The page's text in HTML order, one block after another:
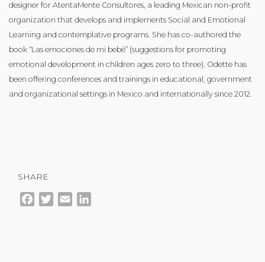
designer for AtentaMente Consultores, a leading Mexican non-profit
organization that develops and implements Social and Emotional
Learning and contemplative programs. She has co-authored the
book “Las emociones de mi bebé” (suggestions for promoting
emotional development in children ages zero to three). Odette has
been offering conferences and trainings in educational, government
and organizational settings in Mexico and internationally since 2012.
SHARE
Facebook
TwitterEmail